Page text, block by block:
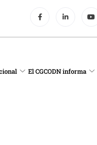
El CGCODN informa